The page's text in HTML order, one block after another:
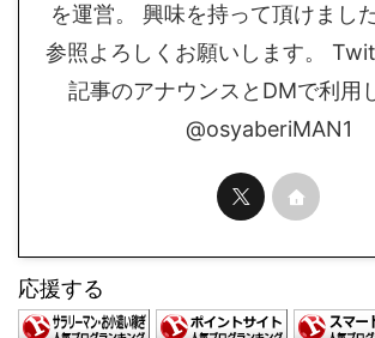
を運営。 興味を持って頂けまし
参照よろしくお願いします。
記事のアナウンスとDMで利用
@osyaberiMAN1
応援する